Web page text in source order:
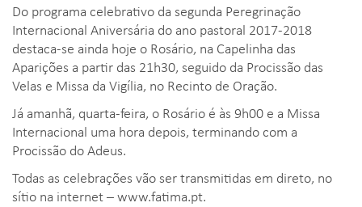
Do programa celebrativo da segunda Peregrinação
Internacional Aniversária do ano pastoral 2017-2018
destaca-se ainda hoje o Rosário, na Capelinha das
Aparições a partir das 21h30, seguido da Procissão das
Velas e Missa da Vigília, no Recinto de Oração.
Já amanhã, quarta-feira, o Rosário é às 9h00 e a Missa
Internacional uma hora depois, terminando com a
Procissão do Adeus.
Todas as celebrações vão ser transmitidas em direto, no
sítio na internet – www.fatima.pt.